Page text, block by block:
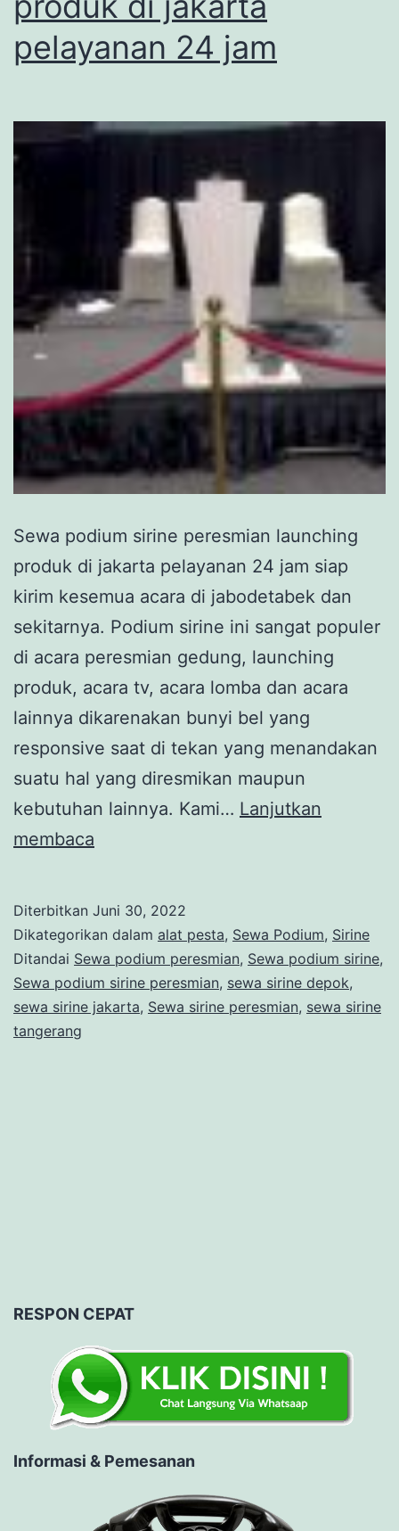
pelayanan 24 jam
Sewa podium sirine peresmian launching
produk di jakarta pelayanan 24 jam siap
kirim kesemua acara di jabodetabek dan
sekitarnya. Podium sirine ini sangat populer
di acara peresmian gedung, launching
produk, acara tv, acara lomba dan acara
lainnya dikarenakan bunyi bel yang
responsive saat di tekan yang menandakan
suatu hal yang diresmikan maupun
kebutuhan lainnya. Kami… Lanjutkan
membaca
peresmian
launching
produk
di
Diterbitkan Juni 30, 2022
Dikategorikan dalam alat pesta, Sewa Podium, Sirine
Ditandai Sewa podium peresmian, Sewa podium sirine,
Sewa podium sirine peresmian, sewa sirine depok,
sewa sirine jakarta, Sewa sirine peresmian, sewa sirine
tangerang
RESPON CEPAT
Informasi & Pemesanan